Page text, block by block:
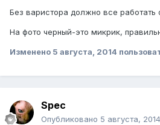
Без варистора должно все работать
На фото черный-это микрик,
Изменено 5 августа, 2014
Spec
Опубликовано 5 августа, 2014